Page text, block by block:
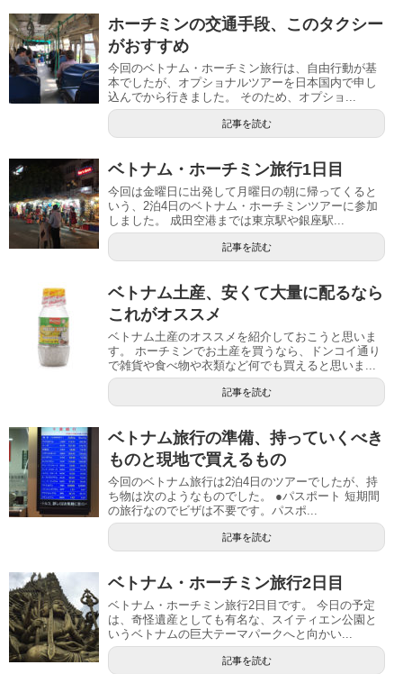
ホーチミンの交通手段、このタクシー
がおすすめ
今回のベトナム・ホーチミン旅行は、自由行動が基
本でしたが、オプショナルツアーを日本国内で申し
込んでから行きました。 そのため、オプショ...
記事を読む
ベトナム・ホーチミン旅行1日目
今回は金曜日に出発して月曜日の朝に帰ってくると
いう、2泊4日のベトナム・ホーチミンツアーに参加
しました。 成田空港までは東京駅や銀座駅...
記事を読む
ベトナム土産、安くて大量に配るなら
これがオススメ
ベトナム土産のオススメを紹介しておこうと思いま
す。 ホーチミンでお土産を買うなら、ドンコイ通り
で雑貨や食べ物や衣類など何でも買えると思いま...
記事を読む
ベトナム旅行の準備、持っていくべき
ものと現地で買えるもの
今回のベトナム旅行は2泊4日のツアーでしたが、持
ち物は次のようなものでした。 ●パスポート 短期間
の旅行なのでビザは不要です。パスポ...
記事を読む
ベトナム・ホーチミン旅行2日目
ベトナム・ホーチミン旅行2日目です。 今日の予定
は、奇怪遺産としても有名な、スイティエン公園と
いうベトナムの巨大テーマパークへと向かい...
記事を読む